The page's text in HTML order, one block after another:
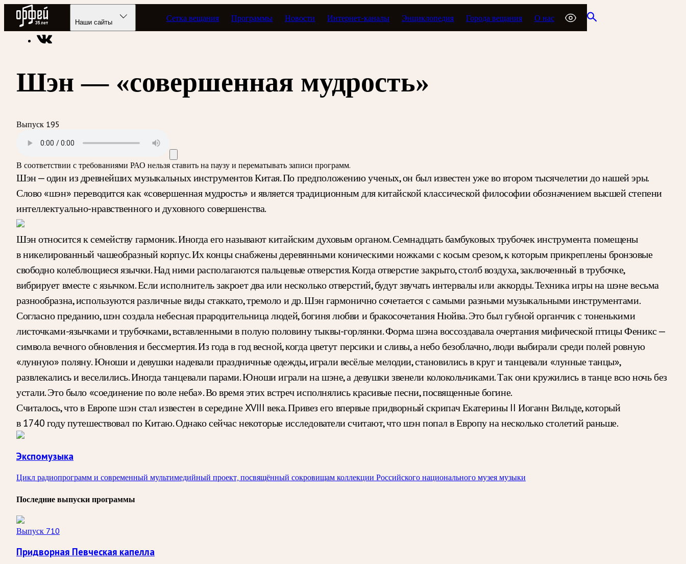
Радио Орфей
Наши сайты Сетка вещания Программы Новости Интернет-каналы Энциклопедия Города вещания О нас
Радио классической музыки «Орфей» Программы в эфире Экспомузыка
Шэн — «совершенная мудрость»
Выпуск 195
В соответствии с требованиями РАО нельзя ставить на паузу и перематывать записи программ.
Шэн — один из древнейших музыкальных инструментов Китая. По предположению ученых, он был известен уже во втором тысячелетии до нашей эры.
Слово «шэн» переводится как «совершенная мудрость» и является традиционным для китайской классической философии обозначением высшей степени
интеллектуально-нравственного и духовного совершенства.
Шэн относится к семейству гармоник. Иногда его называют китайским духовым органом. Семнадцать бамбуковых трубочек инструмента помещены
в никелированный чашеобразный корпус. Их концы снабжены деревянными коническими ножками с косым срезом, к которым прикреплены бронзовые
свободно колеблющиеся язычки. Над ними располагаются пальцевые отверстия. Когда отверстие закрыто, столб воздуха, заключенный в трубочке,
вибрирует вместе с язычком. Если исполнитель закроет два или несколько отверстий, будут звучать интервалы или аккорды. Техника игры на шэне весьма
разнообразна, используются различные виды стаккато, тремоло и др. Шэн гармонично сочетается с самыми разными музыкальными инструментами.
Согласно преданию, шэн создала небесная прародительница людей, богиня любви и бракосочетания Нюйва. Это был губной органчик с тоненькими
листочками-язычками и трубочками, вставленными в полую половину тыквы-горлянки. Форма шэна воссоздавала очертания мифической птицы Феникс —
символа вечного обновления и бессмертия. Из года в год весной, когда цветут персики и сливы, а небо безоблачно, люди выбирали среди полей ровную
«лунную» поляну. Юноши и девушки надевали праздничные одежды, играли весёлые мелодии, становились в круг и танцевали «лунные танцы»,
развлекались и веселились. Иногда танцевали парами. Юноши играли на шэне, а девушки звенели колокольчиками. Так они кружились в танце всю ночь без
устали. Это было «соединение по воле неба». Во время этих встреч исполнялись красивые песни, посвященные богине.
Считалось, что в Европе шэн стал известен в середине XVIII века. Привез его впервые придворный скрипач Екатерины II Иоганн Вильде, который
в 1740 году путешествовал по Китаю. Однако сейчас некоторые исследователи считают, что шэн попал в Европу на несколько столетий раньше.
Экспомузыка
Цикл радиопрограмм и современный мультимедийный проект, посвящённый сокровищам коллекции Российского национального музея музыки
Последние выпуски программы
Выпуск 710
Придворная Певческая капелла